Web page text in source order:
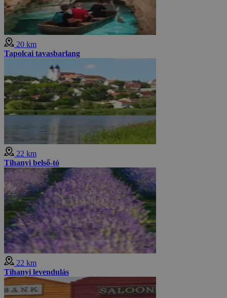
20 km
Tapolcai tavasbarlang
22 km
Tihanyi belső-tó
22 km
Tihanyi levendulás